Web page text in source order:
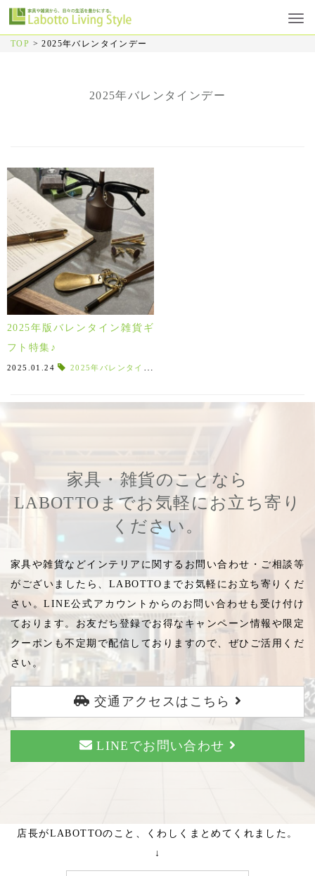
TOP >2025年バレンタインデー
2025年バレンタインデー
2025年版バレンタイン雑貨ギ
フト特集♪
2025.01.24 2025年バレンタインデー
家具・雑貨のことなら
LABOTTOまでお気軽にお立ち寄り
ください。
家具や雑貨などインテリアに関するお問い合わせ・ご相談等
がございましたら、LABOTTOまでお気軽にお立ち寄りくだ
さい。LINE公式アカウントからのお問い合わせも受け付け
ております。お友だち登録でお得なキャンペーン情報や限定
クーポンも不定期で配信しておりますので、ぜひご活用くだ
さい。
交通アクセスはこちら
LINEでお問い合わせ
店長がLABOTTOのこと、くわしくまとめてくれました。
↓